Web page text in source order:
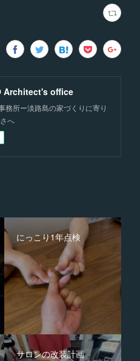
Architect's office
務所ー淡路島の家づくりに寄り
へ
にっこり1年点検
サロンの改装計画